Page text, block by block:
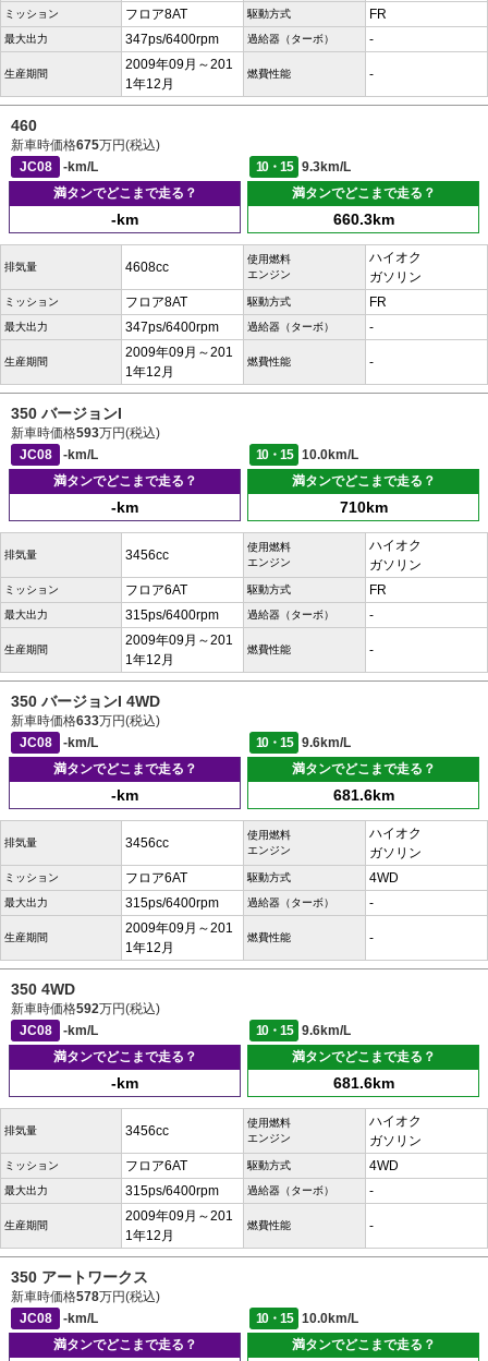
ミッション フロア8AT 駆動方式 FR
最大出力 347ps/6400rpm 過給器（ターボ） -
生産期間
2009年09月～201
1年12月
燃費性能 -
460
新車時価格675万円(税込)
JC08
-km/L 10・15
9.3km/L
満タンでどこまで走る？
-km
満タンでどこまで走る？
660.3km
排気量 4608cc
使用燃料
エンジン
ハイオク
ガソリン
ミッション フロア8AT 駆動方式 FR
最大出力 347ps/6400rpm 過給器（ターボ） -
生産期間
2009年09月～201
1年12月
燃費性能 -
350 バージョンI
新車時価格593万円(税込)
JC08
-km/L 10・15
10.0km/L
満タンでどこまで走る？
-km
満タンでどこまで走る？
710km
排気量 3456cc
使用燃料
エンジン
ハイオク
ガソリン
ミッション フロア6AT 駆動方式 FR
最大出力 315ps/6400rpm 過給器（ターボ） -
生産期間
2009年09月～201
1年12月
燃費性能 -
350 バージョンI 4WD
新車時価格633万円(税込)
JC08
-km/L 10・15
9.6km/L
満タンでどこまで走る？
-km
満タンでどこまで走る？
681.6km
排気量 3456cc
使用燃料
エンジン
ハイオク
ガソリン
ミッション フロア6AT 駆動方式 4WD
最大出力 315ps/6400rpm 過給器（ターボ） -
生産期間
2009年09月～201
1年12月
燃費性能 -
350 4WD
新車時価格592万円(税込)
JC08
-km/L 10・15
9.6km/L
満タンでどこまで走る？
-km
満タンでどこまで走る？
681.6km
排気量 3456cc
使用燃料
エンジン
ハイオク
ガソリン
ミッション フロア6AT 駆動方式 4WD
最大出力 315ps/6400rpm 過給器（ターボ） -
生産期間
2009年09月～201
1年12月
燃費性能 -
350 アートワークス
新車時価格578万円(税込)
JC08
-km/L 10・15
10.0km/L
満タンでどこまで走る？
満タンでどこまで走る？